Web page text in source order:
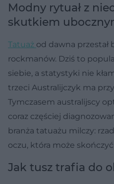
Modny rytuał z
skutkiem
Tatuaż od dawna przestał
rockmanów. Dziś to
siebie, a statystyki nie
trzeci Australijczyk ma
Tymczasem australijscy
coraz częściej
branża tatuażu milczy:
oczu, która może
Jak tusz trafia do